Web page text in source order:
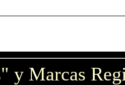
y Marcas